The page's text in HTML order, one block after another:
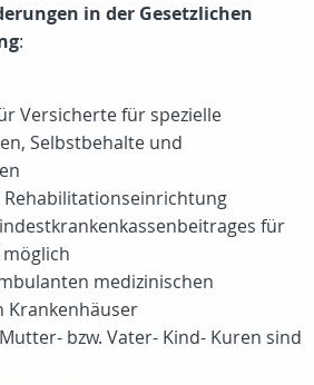
in der Gesetzlichen
:
Versicherte für spezielle
Selbstbehalte und
Rehabilitationseinrichtung
für
medizinischen
Krankenhäuser
bzw. Vater- Kind- Kuren sind